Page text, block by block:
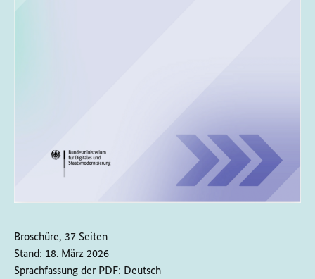
Broschüre, 37 Seiten
Stand: 18. März 2026
Sprachfassung der PDF: Deutsch